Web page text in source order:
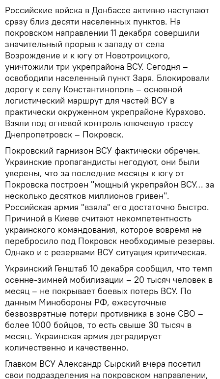
Российские войска в Донбассе активно наступают
сразу близ десяти населенных пунктов. На
покровском направлении 11 декабря совершили
значительный прорыв к западу от села
Возрождение и к югу от Новотроицкого,
уничтожили три укрепрайона ВСУ. Сегодня –
освободили населенный пункт Заря. Блокировали
дорогу к селу Константинополь – основной
логистический маршрут для частей ВСУ в
практически окруженном укрепрайоне Курахово.
Взяли под огневой контроль ключевую трассу
Днепропетровск – Покровск.
Покровский гарнизон ВСУ фактически обречен.
Украинские пропагандисты негодуют, они были
уверены, что за последние месяцы к югу от
Покровска построен "мощный укрепрайон ВСУ… за
несколько десятков миллионов гривен".
Российская армия "взяла" его достаточно быстро.
Причиной в Киеве считают некомпетентность
украинского командования, которое вовремя не
перебросило под Покровск необходимые резервы.
Однако и с резервами ВСУ ситуация критическая.
Украинский Генштаб 10 декабря сообщил, что темп
осенне-зимней мобилизации – 20 тысяч человек в
месяц – не покрывает боевых потерь ВСУ. По
данным Минобороны РФ, ежесуточные
безвозвратные потери противника в зоне СВО –
более 1000 бойцов, то есть свыше 30 тысяч в
месяц. Украинская армия деградирует
количественно и качественно.
Главком ВСУ Александр Сырский вчера посетил
свои подразделения на покровском направлении,